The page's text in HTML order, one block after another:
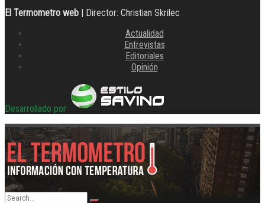
El Termometro web | Director: Christian Skrilec
Actualidad
Entrevistas
Editoriales
Opinión
Desarrollado por